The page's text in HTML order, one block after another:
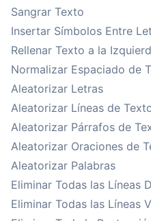
Sangrar Texto
Insertar Símbolos Entre
Rellenar Texto a la
Normalizar Espaciado de
Aleatorizar Letras
Aleatorizar Líneas de
Aleatorizar Párrafos de
Aleatorizar Oraciones de
Aleatorizar Palabras
Eliminar Todas las Líneas
Eliminar Todas las Líneas